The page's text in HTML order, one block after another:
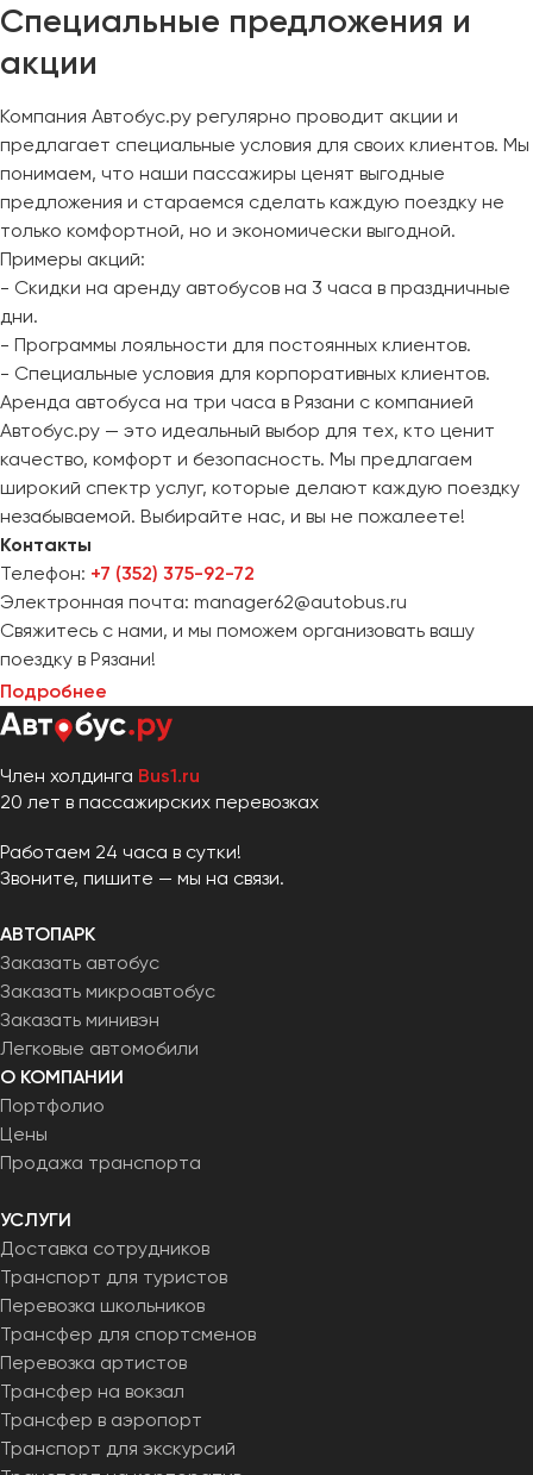
Специальные предложения и
акции
Компания Автобус.ру регулярно проводит акции и
предлагает специальные условия для своих клиентов. Мы
понимаем, что наши пассажиры ценят выгодные
предложения и стараемся сделать каждую поездку не
только комфортной, но и экономически выгодной.
Примеры акций:
- Скидки на аренду автобусов на 3 часа в праздничные
дни.
- Программы лояльности для постоянных клиентов.
- Специальные условия для корпоративных клиентов.
Аренда автобуса на три часа в Рязани с компанией
Автобус.ру — это идеальный выбор для тех, кто ценит
качество, комфорт и безопасность. Мы предлагаем
широкий спектр услуг, которые делают каждую поездку
незабываемой. Выбирайте нас, и вы не пожалеете!
Контакты
Телефон: +7 (352) 375-92-72
Электронная почта: manager62@autobus.ru
Свяжитесь с нами, и мы поможем организовать вашу
поездку в Рязани!
Подробнее
Член холдинга Bus1.ru
20 лет в пассажирских перевозках
Работаем 24 часа в сутки!
Звоните, пишите — мы на связи.
АВТОПАРК
Заказать автобус
Заказать микроавтобус
Заказать минивэн
Легковые автомобили
О КОМПАНИИ
Портфолио
Цены
Продажа транспорта
УСЛУГИ
Доставка сотрудников
Транспорт для туристов
Перевозка школьников
Трансфер для спортсменов
Перевозка артистов
Трансфер на вокзал
Трансфер в аэропорт
Транспорт для экскурсий